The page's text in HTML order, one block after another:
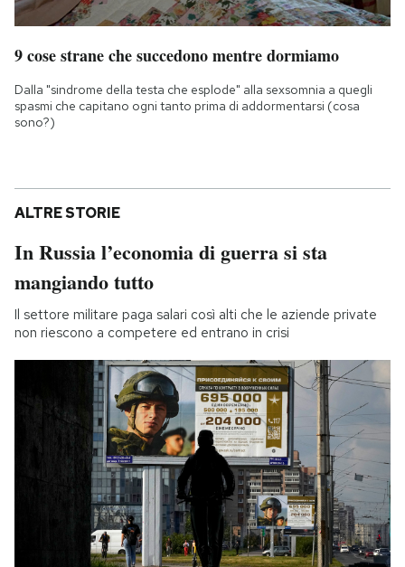
9 cose strane che succedono mentre dormiamo
Dalla "sindrome della testa che esplode" alla sexsomnia a quegli
spasmi che capitano ogni tanto prima di addormentarsi (cosa
sono?)
ALTRE STORIE
In Russia l’economia di guerra si sta
mangiando tutto
Il settore militare paga salari così alti che le aziende private
non riescono a competere ed entrano in crisi